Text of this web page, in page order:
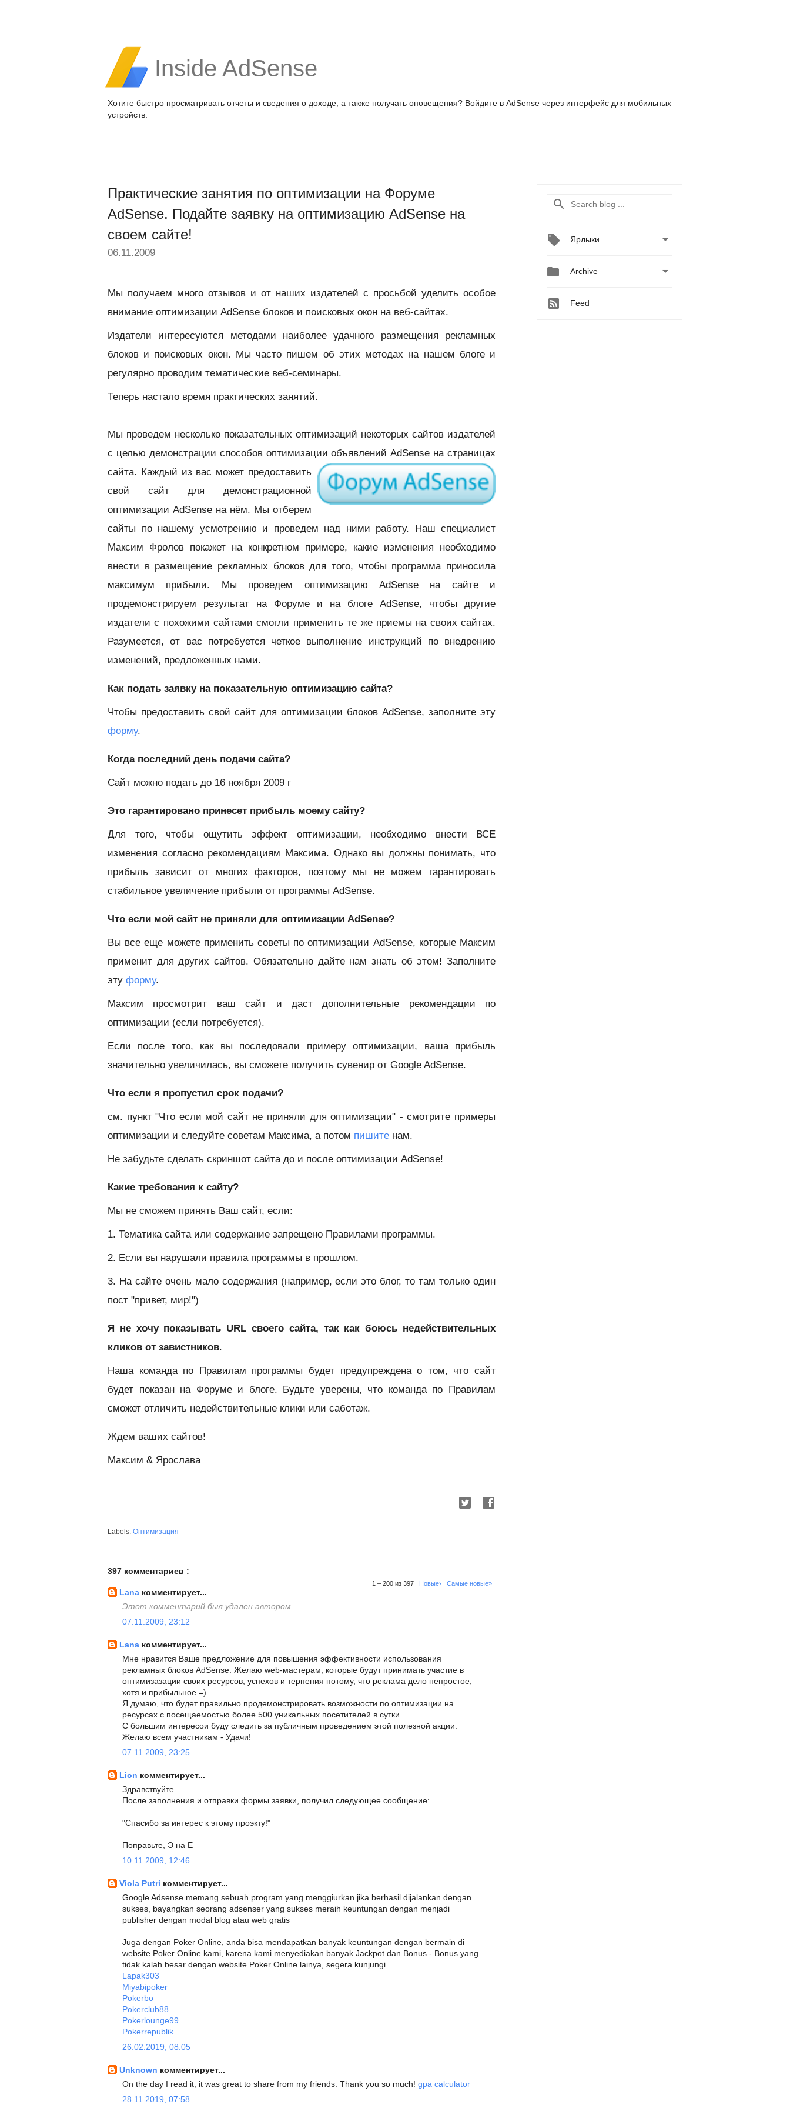
Inside AdSense
Хотите быстро просматривать отчеты и сведения о доходе, а также получать оповещения? Войдите в AdSense через интерфейс для мобильных
устройств.
Практические занятия по оптимизации на Форуме
AdSense. Подайте заявку на оптимизацию AdSense на
своем сайте!
06.11.2009
Мы получаем много отзывов и от наших издателей с просьбой уделить особое
внимание оптимизации AdSense блоков и поисковых окон на веб-сайтах.
Издатели интересуются методами наиболее удачного размещения рекламных
блоков и поисковых окон. Мы часто пишем об этих методах на нашем блоге и
регулярно проводим тематические веб-семинары.
Теперь настало время практических занятий.
Мы проведем несколько показательных оптимизаций некоторых сайтов издателей
с целью демонстрации способов оптимизации объявлений AdSense на страницах
сайта. Каждый из вас может предоставить
свой сайт для демонстрационной
оптимизации AdSense на нём. Мы отберем
сайты по нашему усмотрению и проведем над ними работу. Наш специалист
Максим Фролов покажет на конкретном примере, какие изменения необходимо
внести в размещение рекламных блоков для того, чтобы программа приносила
максимум прибыли. Мы проведем оптимизацию AdSense на сайте и
продемонстрируем результат на Форуме и на блоге AdSense, чтобы другие
издатели с похожими сайтами смогли применить те же приемы на своих сайтах.
Разумеется, от вас потребуется четкое выполнение инструкций по внедрению
изменений, предложенных нами.
Как подать заявку на показательную оптимизацию сайта?
Чтобы предоставить свой сайт для оптимизации блоков AdSense, заполните эту
форму.
Когда последний день подачи сайта?
Сайт можно подать до 16 ноября 2009 г
Это гарантировано принесет прибыль моему сайту?
Для того, чтобы ощутить эффект оптимизации, необходимо внести ВСЕ
изменения согласно рекомендациям Максима. Однако вы должны понимать, что
прибыль зависит от многих факторов, поэтому мы не можем гарантировать
стабильное увеличение прибыли от программы AdSense.
Что если мой сайт не приняли для оптимизации AdSense?
Вы все еще можете применить советы по оптимизации AdSense, которые Максим
применит для других сайтов. Обязательно дайте нам знать об этом! Заполните
эту форму.
Максим просмотрит ваш сайт и даст дополнительные рекомендации по
оптимизации (если потребуется).
Если после того, как вы последовали примеру оптимизации, ваша прибыль
значительно увеличилась, вы сможете получить сувенир от Google AdSense.
Что если я пропустил срок подачи?
см. пункт "Что если мой сайт не приняли для оптимизации" - смотрите примеры
оптимизации и следуйте советам Максима, а потом пишите нам.
Не забудьте сделать скриншот сайта до и после оптимизации AdSense!
Какие требования к сайту?
Мы не сможем принять Ваш сайт, если:
1. Тематика сайта или содержание запрещено Правилами программы.
2. Если вы нарушали правила программы в прошлом.
3. На сайте очень мало содержания (например, если это блог, то там только один
пост "привет, мир!")
Я не хочу показывать URL своего сайта, так как боюсь недействительных
кликов от завистников.
Наша команда по Правилам программы будет предупреждена о том, что сайт
будет показан на Форуме и блоге. Будьте уверены, что команда по Правилам
сможет отличить недействительные клики или саботаж.
Ждем ваших сайтов!
Максим & Ярослава
Labels: Оптимизация
397 комментариев :
1 – 200 из 397 Новые› Самые новые»
Lana комментирует...
Этот комментарий был удален автором.
07.11.2009, 23:12
Lana комментирует...
Мне нравится Ваше предложение для повышения эффективности использования
рекламных блоков AdSense. Желаю web-мастерам, которые будут принимать участие в
оптимизазации своих ресурсов, успехов и терпения потому, что реклама дело непростое,
хотя и прибыльное =)
Я думаю, что будет правильно продемонстрировать возможности по оптимизации на
ресурсах с посещаемостью более 500 уникальных посетителей в сутки.
С большим интересои буду следить за публичным проведением этой полезной акции.
Желаю всем участникам - Удачи!
07.11.2009, 23:25
Lion комментирует...
Здравствуйте.
После заполнения и отправки формы заявки, получил следующее сообщение:
"Спасибо за интерес к этому проэкту!"
Поправьте, Э на Е
10.11.2009, 12:46
Viola Putri комментирует...
Google Adsense memang sebuah program yang menggiurkan jika berhasil dijalankan dengan
sukses, bayangkan seorang adsenser yang sukses meraih keuntungan dengan menjadi
publisher dengan modal blog atau web gratis
Juga dengan Poker Online, anda bisa mendapatkan banyak keuntungan dengan bermain di
website Poker Online kami, karena kami menyediakan banyak Jackpot dan Bonus - Bonus yang
tidak kalah besar dengan website Poker Online lainya, segera kunjungi
Lapak303
Miyabipoker
Pokerbo
Pokerclub88
Pokerlounge99
Pokerrepublik
26.02.2019, 08:05
Unknown комментирует...
On the day I read it, it was great to share from my friends. Thank you so much! gpa calculator
28.11.2019, 07:58
Ярлыки 
 Archive 
Feed